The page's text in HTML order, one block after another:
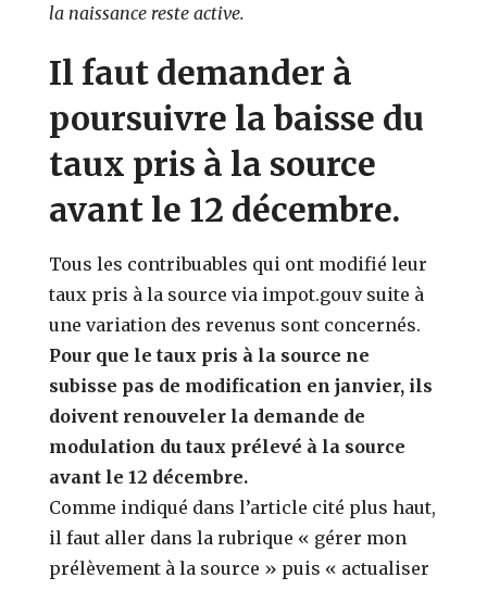
la naissance reste active.
Il faut demander à
poursuivre la baisse du
taux pris à la source
avant le 12 décembre.
Tous les contribuables qui ont modifié leur
taux pris à la source via impot.gouv suite à
une variation des revenus sont concernés.
Pour que le taux pris à la source ne
subisse pas de modification en janvier, ils
doivent renouveler la demande de
modulation du taux prélevé à la source
avant le 12 décembre.
Comme indiqué dans l’article cité plus haut,
il faut aller dans la rubrique « gérer mon
prélèvement à la source » puis « actualiser